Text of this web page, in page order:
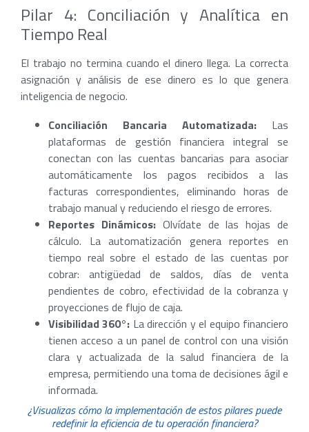
Pilar 4: Conciliación y Analítica en
Tiempo Real
El trabajo no termina cuando el dinero llega. La correcta
asignación y análisis de ese dinero es lo que genera
inteligencia de negocio.
Conciliación Bancaria Automatizada: Las
plataformas de gestión financiera integral se
conectan con las cuentas bancarias para asociar
automáticamente los pagos recibidos a las
facturas correspondientes, eliminando horas de
trabajo manual y reduciendo el riesgo de errores.
Reportes Dinámicos:Olvídate de las hojas de
cálculo. La automatización genera reportes en
tiempo real sobre el estado de las cuentas por
cobrar: antigüedad de saldos, días de venta
pendientes de cobro, efectividad de la cobranza y
proyecciones de flujo de caja.
Visibilidad 360°: La dirección y el equipo financiero
tienen acceso a un panel de control con una visión
clara y actualizada de la salud financiera de la
empresa, permitiendo una toma de decisiones ágil e
informada.
¿Visualizas cómo la implementación de estos pilares puede
redefinir la eficiencia de tu operación financiera?